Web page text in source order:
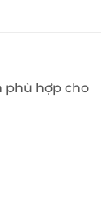
phù hợp cho